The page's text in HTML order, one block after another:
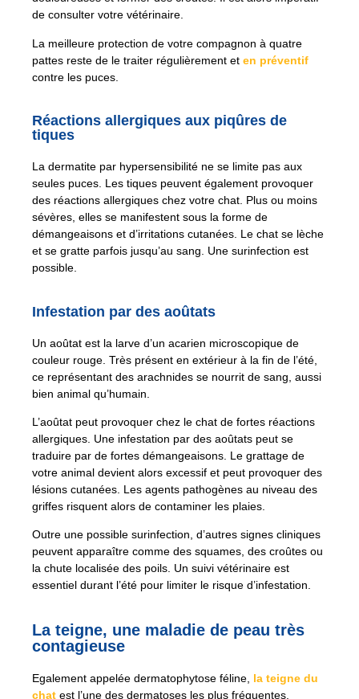
de consulter votre vétérinaire.
La meilleure protection de votre compagnon à quatre
pattes reste de le traiter régulièrement et en préventif
contre les puces.
Réactions allergiques aux piqûres de
tiques
La dermatite par hypersensibilité ne se limite pas aux
seules puces. Les tiques peuvent également provoquer
des réactions allergiques chez votre chat. Plus ou moins
sévères, elles se manifestent sous la forme de
démangeaisons et d’irritations cutanées. Le chat se lèche
et se gratte parfois jusqu’au sang. Une surinfection est
possible.
Infestation par des aoûtats
Un aoûtat est la larve d’un acarien microscopique de
couleur rouge. Très présent en extérieur à la fin de l’été,
ce représentant des arachnides se nourrit de sang, aussi
bien animal qu’humain.
L’aoûtat peut provoquer chez le chat de fortes réactions
allergiques. Une infestation par des aoûtats peut se
traduire par de fortes démangeaisons. Le grattage de
votre animal devient alors excessif et peut provoquer des
lésions cutanées. Les agents pathogènes au niveau des
griffes risquent alors de contaminer les plaies.
Outre une possible surinfection, d’autres signes cliniques
peuvent apparaître comme des squames, des croûtes ou
la chute localisée des poils. Un suivi vétérinaire est
essentiel durant l’été pour limiter le risque d’infestation.
La teigne, une maladie de peau très
contagieuse
Egalement appelée dermatophytose féline, la teigne du
chat est l’une des dermatoses les plus fréquentes.